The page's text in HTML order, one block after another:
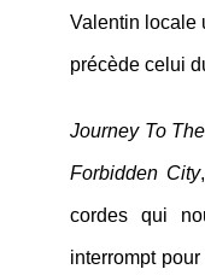
Valentin locale
précède celui
Journey To
Forbidden City
cordes qui
interrompt